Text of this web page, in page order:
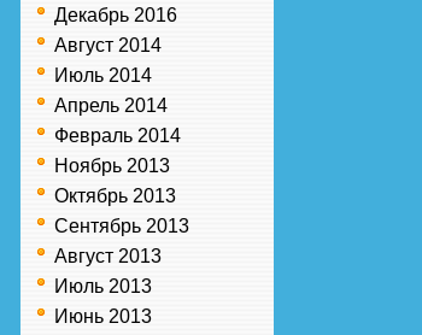
Декабрь 2016
Август 2014
Июль 2014
Апрель 2014
Февраль 2014
Ноябрь 2013
Октябрь 2013
Сентябрь 2013
Август 2013
Июль 2013
Июнь 2013